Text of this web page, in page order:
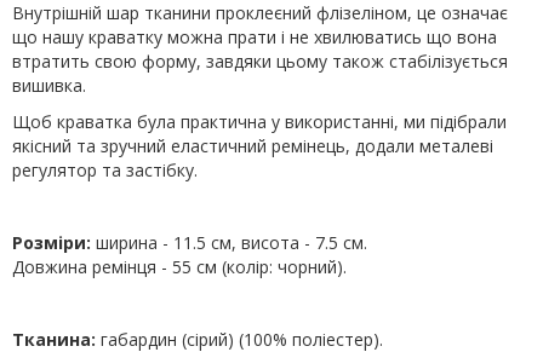
Внутрішній шар тканини проклеєний флізеліном, це означає
що нашу краватку можна прати і не хвилюватись що вона
втратить свою форму, завдяки цьому також стабілізується
вишивка.
Щоб краватка була практична у використанні, ми підібрали
якісний та зручний еластичний ремінець, додали металеві
регулятор та застібку.
Розміри: ширина - 11.5 см, висота - 7.5 см.
Довжина ремінця - 55 см (колір: чорний).
Тканина: габардин (сірий) (100% поліестер).